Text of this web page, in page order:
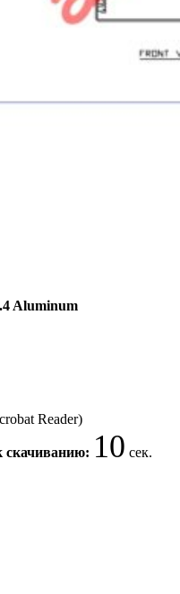
Aluminum
Reader)
скачиванию: 10 сек.